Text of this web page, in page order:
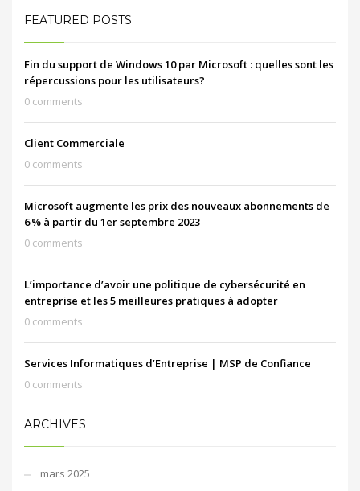
FEATURED POSTS
Fin du support de Windows 10 par Microsoft : quelles sont les
répercussions pour les utilisateurs?
0 comments
Client Commerciale
0 comments
Microsoft augmente les prix des nouveaux abonnements de
6 % à partir du 1er septembre 2023
0 comments
L’importance d’avoir une politique de cybersécurité en
entreprise et les 5 meilleures pratiques à adopter
0 comments
Services Informatiques d’Entreprise | MSP de Confiance
0 comments
ARCHIVES
mars 2025